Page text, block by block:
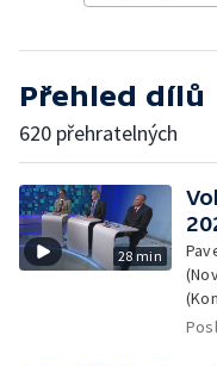
Přehled dílů
620 přehratelných
28 min